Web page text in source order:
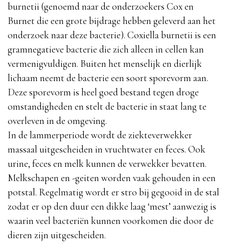
burnetii (genoemd naar de onderzoekers Cox en
Burnet die een grote bijdrage hebben geleverd aan het
onderzoek naar deze bacterie). Coxiella burnetii is een
gramnegatieve bacterie die zich alleen in cellen kan
vermenigvuldigen. Buiten het menselijk en dierlijk
lichaam neemt de bacterie een soort sporevorm aan.
Deze sporevorm is heel goed bestand tegen droge
omstandigheden en stelt de bacterie in staat lang te
overleven in de omgeving.
In de lammerperiode wordt de ziekteverwekker
massaal uitgescheiden in vruchtwater en feces. Ook
urine, feces en melk kunnen de verwekker bevatten.
Melkschapen en -geiten worden vaak gehouden in een
potstal. Regelmatig wordt er stro bij gegooid in de stal
zodat er op den duur een dikke laag ‘mest’ aanwezig is
waarin veel bacteriën kunnen voorkomen die door de
dieren zijn uitgescheiden.